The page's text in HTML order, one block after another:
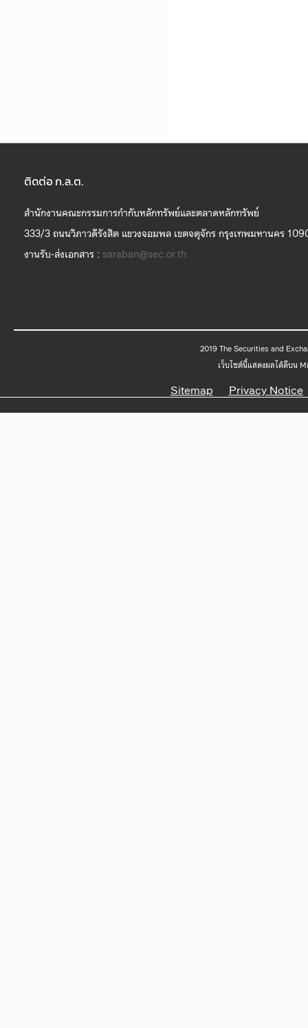
ติดต่อ ก.ล.ต.
สำนักงานคณะกรรมการกำกับหลักทรัพย์และตลาดหลักทรัพย์
333/3 ถนนวิภาวดีรังสิต แขวงจอมพล เขตจตุจักร กรุงเทพมหานคร
งานรับ-ส่งเอกสาร : saraban@sec.or.th
2019
เว็บไซต์นี้แสดงผลได้ดีบน
Sitemap Privacy Notice